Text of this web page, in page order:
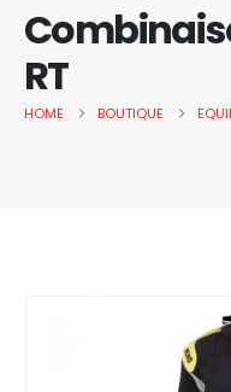
RT
HOME BOUTIQUE